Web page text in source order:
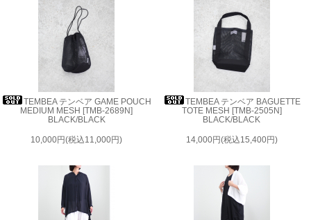
TEMBEA テンベア GAME POUCH
MEDIUM MESH [TMB-2689N]
BLACK/BLACK
10,000円(税込11,000円)
TEMBEA テンベア BAGUETTE
TOTE MESH [TMB-2505N]
BLACK/BLACK
14,000円(税込15,400円)